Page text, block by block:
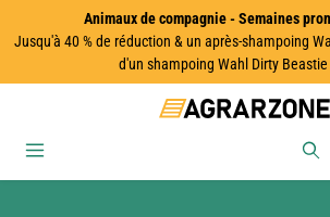
Passer au contenu principalAnimaux de compagnie - Semaines
Jusqu'à 40 % de réduction & un après-shampoing
d'un shampoing Wahl Dirty Beastie